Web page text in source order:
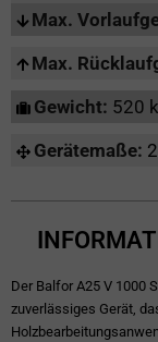
Max.
Max.
Gewicht: 520
Gerätemaße:
Der Balfor A25 V 1000
zuverlässiges Gerät,